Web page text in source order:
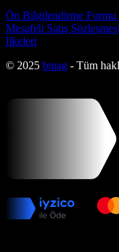
Ön Bilgilendirme Formu
Mesafeli Satış Sözleşmesi
İlkeleri
© 2025 bmag - Tüm